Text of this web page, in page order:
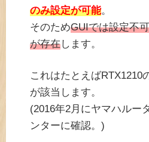
のみ設定が可能。
そのためGUIでは設定不
が存在します。
これはたとえばRTX1210
が該当します。
(2016年2月にヤマハルー
ンターに確認。)